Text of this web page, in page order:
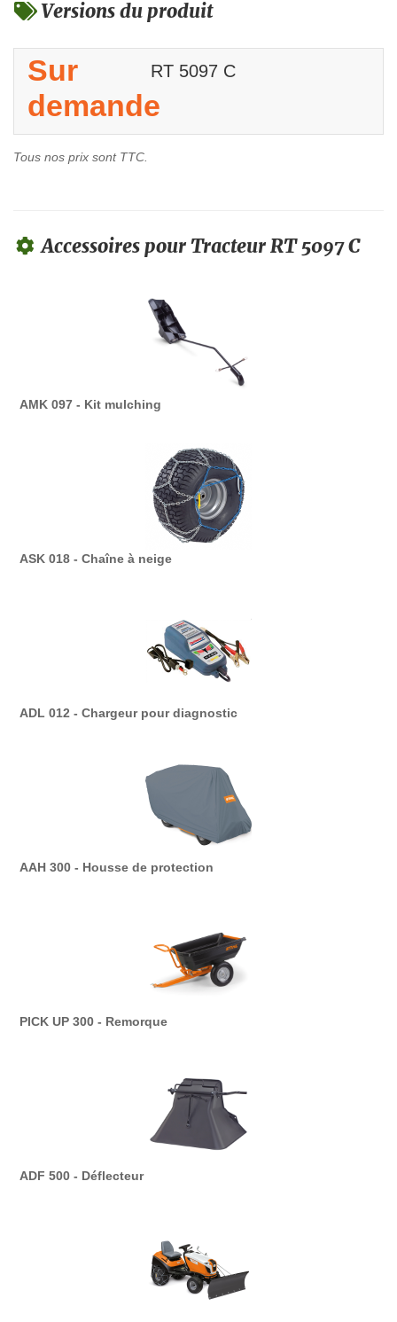
Versions du produit
Sur
demande
RT 5097 C
Tous nos prix sont TTC.
Accessoires pour Tracteur RT 5097 C
AMK 097 - Kit mulching
ASK 018 - Chaîne à neige
ADL 012 - Chargeur pour diagnostic
AAH 300 - Housse de protection
PICK UP 300 - Remorque
ADF 500 - Déflecteur